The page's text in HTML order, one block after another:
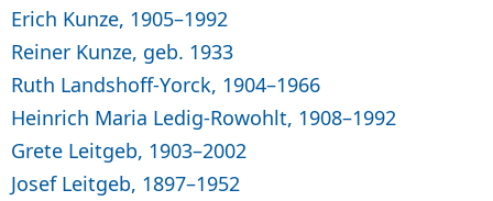
Erich Kunze, 1905–1992
Reiner Kunze, geb. 1933
Ruth Landshoff-Yorck, 1904–1966
Heinrich Maria Ledig-Rowohlt, 1908–1992
Grete Leitgeb, 1903–2002
Josef Leitgeb, 1897–1952